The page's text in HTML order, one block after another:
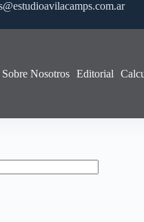
Sobre Nosotros Editorial